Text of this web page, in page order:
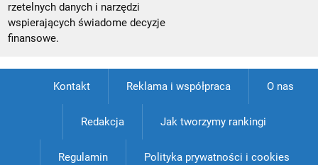
rzetelnych danych i narzędzi
wspierających świadome decyzje
finansowe.
Kontakt Reklama i współpraca O nas
Redakcja Jak tworzymy rankingi
Regulamin Polityka prywatności i cookies